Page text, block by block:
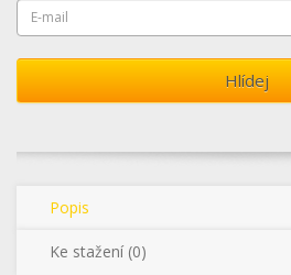
Hlídej
Popis
Ke stažení (0)